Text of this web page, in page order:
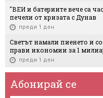
"ВЕИ и батериите вече са
печели от кризата с Дунав
преди 1 ден
Светът намали пиенето и
прави икономии за 1
преди 1 ден
Абонирай се